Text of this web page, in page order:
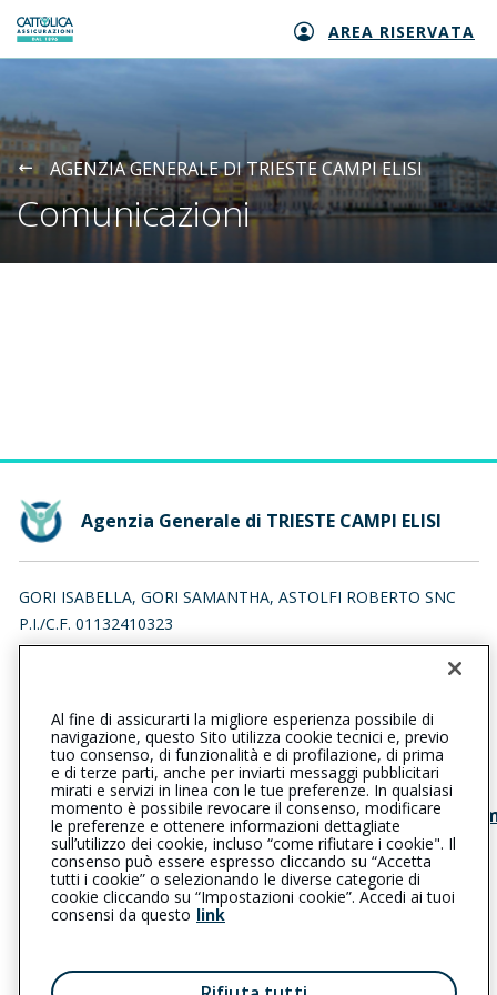
Generali logo AREA RISERVATA
AGENZIA GENERALE DI TRIESTE CAMPI ELISI
Comunicazioni
Agenzia Generale di TRIESTE CAMPI ELISI
GORI ISABELLA, GORI SAMANTHA, ASTOLFI ROBERTO SNC
P.I./C.F. 01132410323
VIA XXX OTTOBRE 19, 34122 TRIESTE (TS)
0402333394
triestecampielisi@cattolica.it
L’intermediario è soggetto al controllo dell’IVASS. Consulta il
Registro RUI al seguentelink
Privacy | Cookie | Il Gruppo Generali
Al fine di assicurarti la migliore esperienza possibile di
navigazione, questo Sito utilizza cookie tecnici e, previo
tuo consenso, di funzionalità e di profilazione, di prima
e di terze parti, anche per inviarti messaggi pubblicitari
mirati e servizi in linea con le tue preferenze. In qualsiasi
momento è possibile revocare il consenso, modificare
le preferenze e ottenere informazioni dettagliate
sull’utilizzo dei cookie, incluso “come rifiutare i cookie". Il
consenso può essere espresso cliccando su “Accetta
tutti i cookie” o selezionando le diverse categorie di
cookie cliccando su “Impostazioni cookie”. Accedi ai tuoi
consensi da questo link